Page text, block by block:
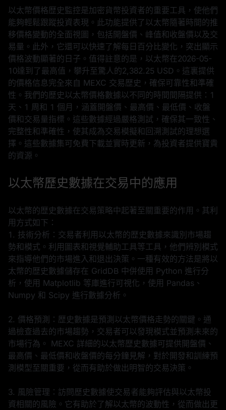
以太幣價格歴史監控是加密貨幣投資者的重要工具，使他們
能夠輕鬆跟蹤投資表現。此功能提供了以太幣隨著時間的推
移價格變動的全面視圖，包括開盤價、峰值和收盤價以及交
易量。此外，它還可以快速了解每日百分比變化，突出顯示
價格波動顯著的日子。值得註意的是，以太幣在2026-05-
10達到了最高值，攀升至驚人的2,382.25 USD 。這裏提供
的價格信息完全來自 MEXC 交易歴史，確保可靠性和準確
性。我們的歷史以太幣價格數據以不同的時間間隔提供：1
天、1 周和 1 個月，涵蓋開盤價、最高價、最低價、收盤
價和交易量指標。這些數據經過嚴格測試，確保其一致性、
完整性和準確性，使其成為交易模擬和回溯測試的理想選
擇。這些數據集可免費下載並實時更新，為投資者提供寶貴
的資源。
以太幣歷史數據在交易中的應用
以太幣的歴史數據在交易策略中起著至關重要的作用。其利
用方式如下：
1. 技術分析：交易者利用以太幣的歴史數據來識別市場趨
勢和模式。利用圖表和視覺輔助工具等工具，他們辨別模式
來指導他們的市場進入和退出決策。一種有效的方法是將以
太幣的歴史數據儲存在 GridDB 中併使用 Python 進行分
析，使用 Matplotlib 等庫進行可視化，使用 Pandas、
Numpy 和 Scipy 進行數據分析。
2. 價格預測：歴史數據是預測以太幣價格走勢的關鍵。通
過檢查過去的市場趨勢，交易者可以發現模式並預測未來的
市場行為。 MEXC 詳細的以太幣歴史數據可提供開盤價、
最高價、最低價和收盤價的每分鐘見解，對於開發和訓練預
測模型至關重要，從而有助於做出明智的交易決策。
3. 風險管理：訪問歷史數據使交易者能夠評估與以太幣投
資相關的風險。它有助於了解以太幣的波動性，從而做出更